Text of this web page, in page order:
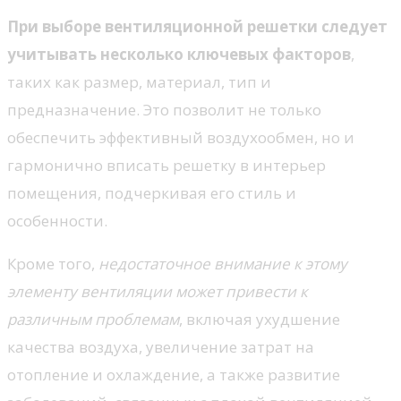
При выборе вентиляционной решетки следует
учитывать несколько ключевых факторов,
таких как размер, материал, тип и
предназначение. Это позволит не только
обеспечить эффективный воздухообмен, но и
гармонично вписать решетку в интерьер
помещения, подчеркивая его стиль и
особенности.
Кроме того, недостаточное внимание к этому
элементу вентиляции может привести к
различным проблемам, включая ухудшение
качества воздуха, увеличение затрат на
отопление и охлаждение, а также развитие